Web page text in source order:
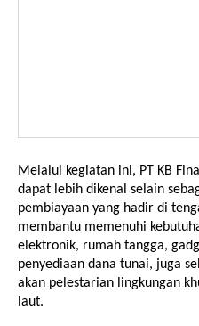
Melalui kegiatan ini, PT KB
dapat lebih dikenal selain
pembiayaan yang hadir di
membantu memenuhi
elektronik, rumah tangga,
penyediaan dana tunai, juga
akan pelestarian lingkungan
laut.